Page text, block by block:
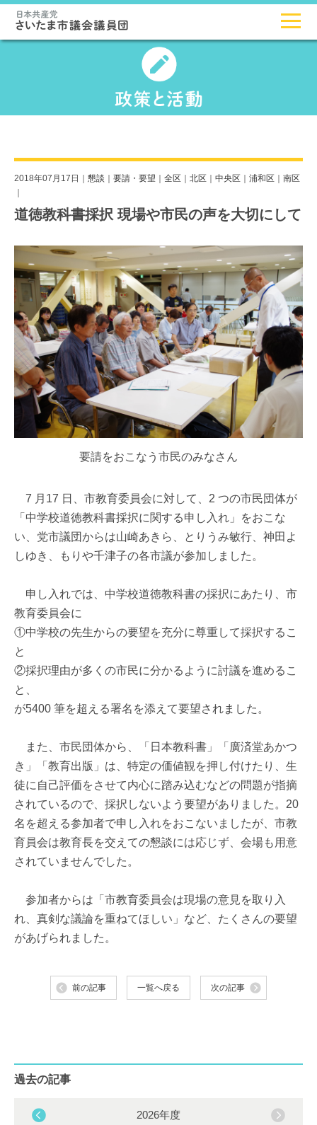
2018年07月17日｜ 懇談 要請・要望 全区 北区 中央区 浦和区
南区
道徳教科書採択 現場や市民の声を大切にして
要請をおこなう市民のみなさん
7 月17 日、市教育委員会に対して、2 つの市民団体が
「中学校道徳教科書採択に関する申し入れ」をおこな
い、党市議団からは山崎あきら、とりうみ敏行、神田よ
しゆき、もりや千津子の各市議が参加しました。
申し入れでは、中学校道徳教科書の採択にあたり、市
教育委員会に
①中学校の先生からの要望を充分に尊重して採択するこ
と
②採択理由が多くの市民に分かるように討議を進めるこ
と、
が5400 筆を超える署名を添えて要望されました。
また、市民団体から、「日本教科書」「廣済堂あかつ
き」「教育出版」は、特定の価値観を押し付けたり、生
徒に自己評価をさせて内心に踏み込むなどの問題が指摘
されているので、採択しないよう要望がありました。20
名を超える参加者で申し入れをおこないましたが、市教
育員会は教育長を交えての懇談には応じず、会場も用意
されていませんでした。
参加者からは「市教育委員会は現場の意見を取り入
れ、真剣な議論を重ねてほしい」など、たくさんの要望
があげられました。
前の記事 一覧へ戻る 次の記事
過去の記事
2026年度